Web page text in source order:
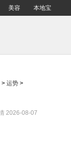
美容 本地宝
> 运势 >
2026-08-07